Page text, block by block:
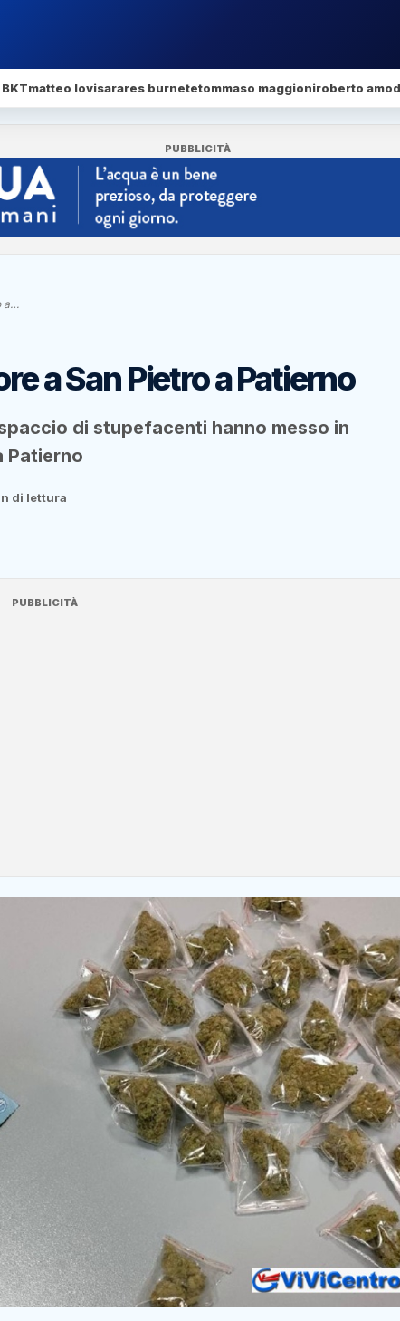
matteo lovisarares burnetetommaso maggioniroberto
PUBBLICITÀ
a…
a San Pietro a Patierno
di stupefacenti hanno messo in
Patierno
di lettura
PUBBLICITÀ